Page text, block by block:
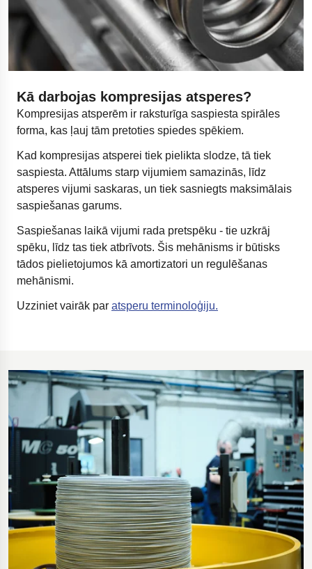
Kā darbojas kompresijas atsperes?
Kompresijas atsperēm ir raksturīga saspiesta spirāles
forma, kas ļauj tām pretoties spiedes spēkiem.
Kad kompresijas atsperei tiek pielikta slodze, tā tiek
saspiesta. Attālums starp vijumiem samazinās, līdz
atsperes vijumi saskaras, un tiek sasniegts maksimālais
saspiešanas garums.
Saspiešanas laikā vijumi rada pretspēku - tie uzkrāj
spēku, līdz tas tiek atbrīvots. Šis mehānisms ir būtisks
tādos pielietojumos kā amortizatori un regulēšanas
mehānismi.
Uzziniet vairāk par atsperu terminoloģiju.